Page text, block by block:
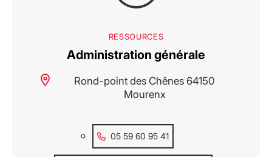
RESSOURCES
Administration générale
Rond-point des Chênes 64150
Mourenx
05 59 60 95 41